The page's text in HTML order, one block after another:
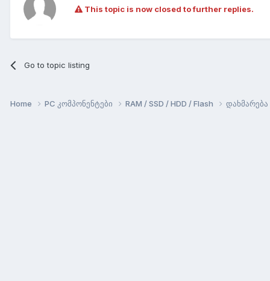
This topic is now closed to further replies.
Go to topic listing
Home PC კომპონენტები RAM / SSD / HDD / Flash დახმარება